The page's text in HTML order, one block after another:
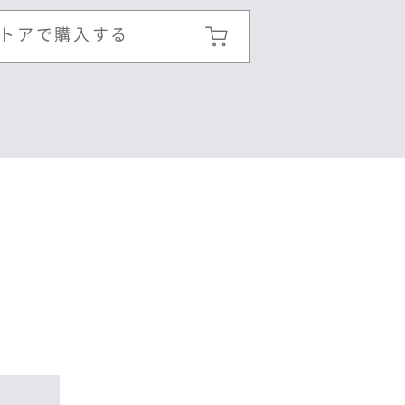
アで購入する